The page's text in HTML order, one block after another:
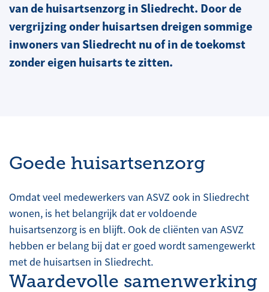
van de huisartsenzorg in Sliedrecht. Door de
vergrijzing onder huisartsen dreigen sommige
inwoners van Sliedrecht nu of in de toekomst
zonder eigen huisarts te zitten.
Goede huisartsenzorg
Omdat veel medewerkers van ASVZ ook in Sliedrecht
wonen, is het belangrijk dat er voldoende
huisartsenzorg is en blijft. Ook de cliënten van ASVZ
hebben er belang bij dat er goed wordt samengewerkt
met de huisartsen in Sliedrecht.
Waardevolle samenwerking